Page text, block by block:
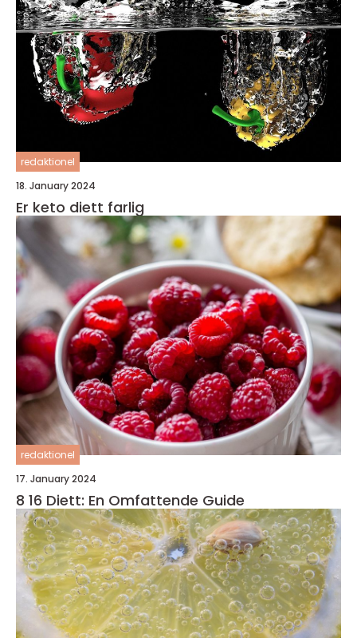
redaktionel
18. January 2024
Er keto diett farlig
redaktionel
17. January 2024
8 16 Diett: En Omfattende Guide